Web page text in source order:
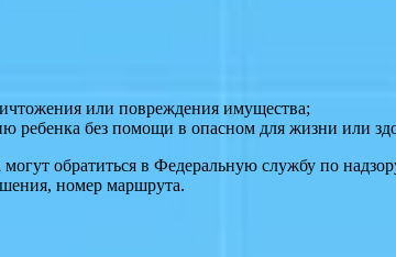
или повреждения имущества;
ребенка без помощи в опасном для жизни или
обратиться в Федеральную службу по
номер маршрута.